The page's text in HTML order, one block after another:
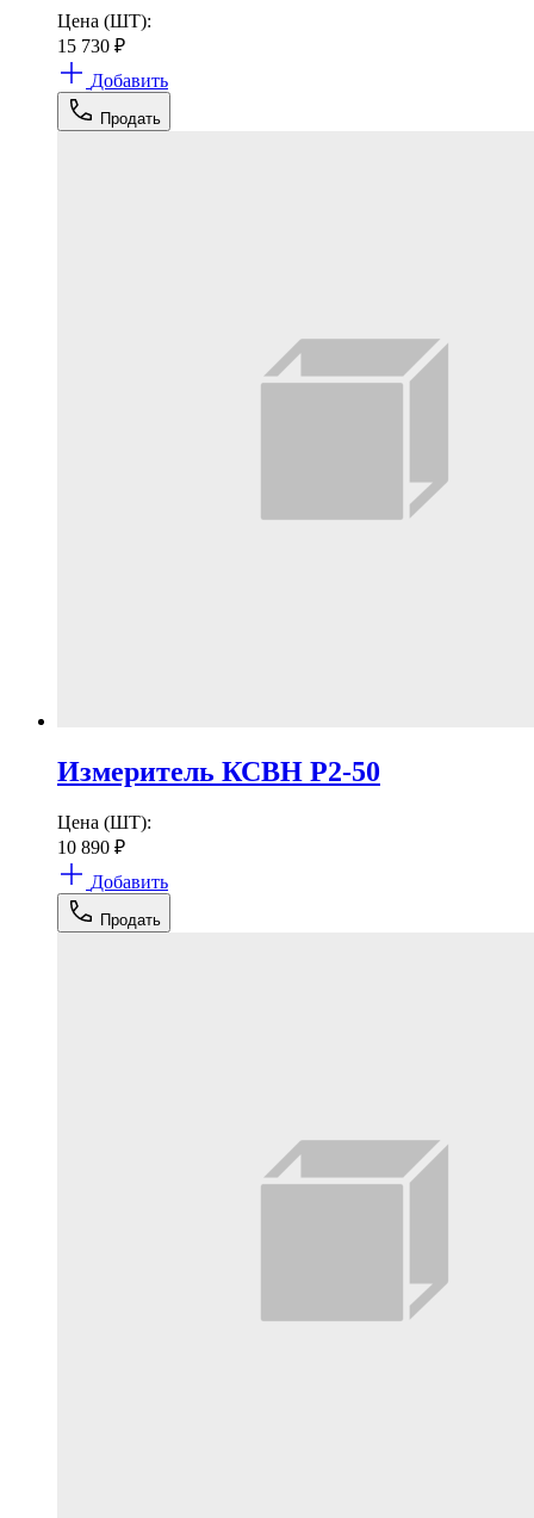
Цена (ШТ):
15 730 ₽
Добавить
Продать
Измеритель КСВН Р2-50
Цена (ШТ):
10 890 ₽
Добавить
Продать